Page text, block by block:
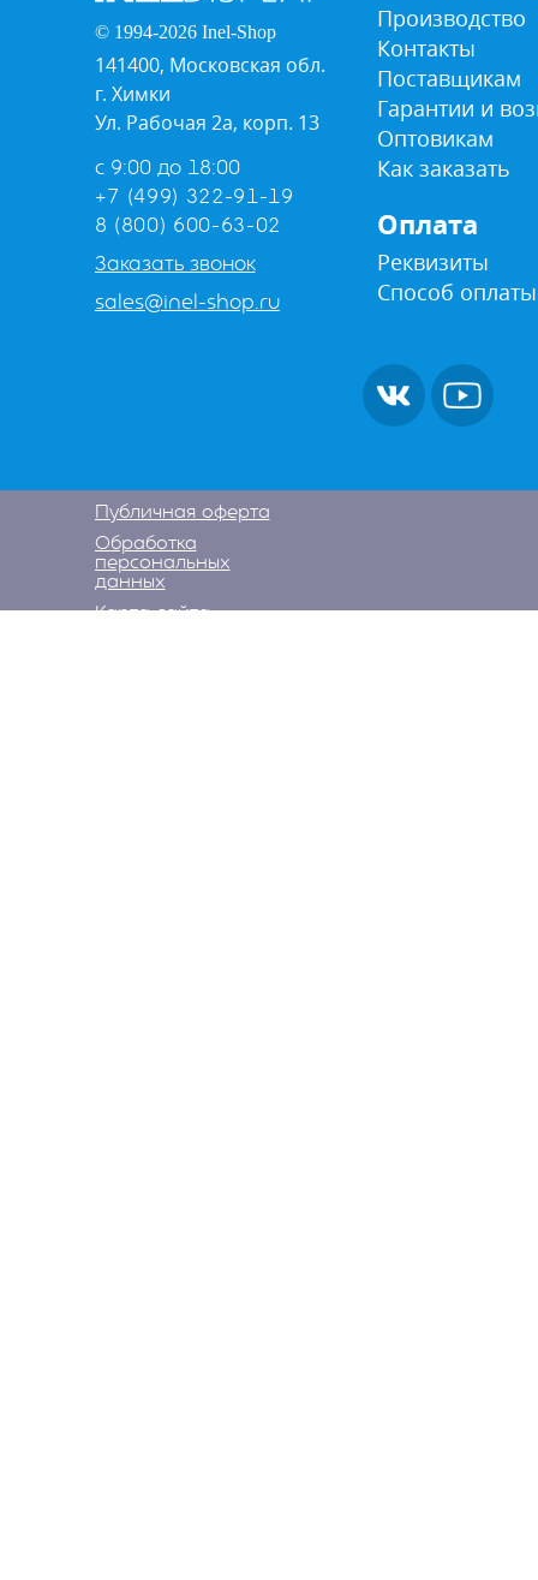
© 1994-2026 Inel-Shop
141400, Московская обл.
г. Химки
Ул. Рабочая 2а, корп. 13
с 9:00 до 18:00
+7 (499) 322-91-19
8 (800) 600-63-02
Заказать звонок
sales@inel-shop.ru
Производство
Контакты
Поставщикам
Гарантии и
Оптовикам
Как заказать
Оплата
Реквизиты
Способ оплаты
Публичная оферта
Обработка
персональных
данных
Карта сайта